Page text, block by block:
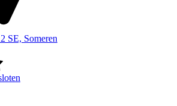
SE, Someren